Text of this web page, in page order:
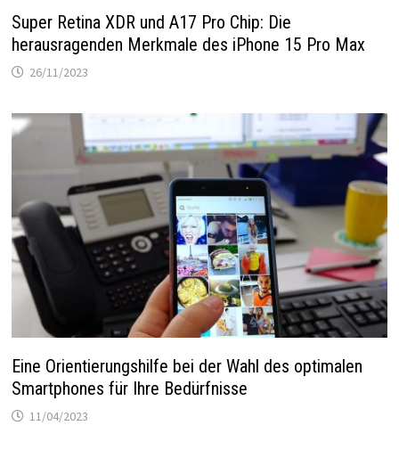
Super Retina XDR und A17 Pro Chip: Die
herausragenden Merkmale des iPhone 15 Pro Max
26/11/2023
Eine Orientierungshilfe bei der Wahl des optimalen
Smartphones für Ihre Bedürfnisse
11/04/2023